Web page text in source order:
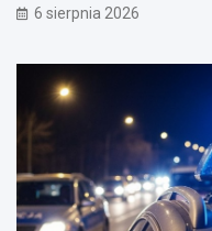
6 sierpnia 2026